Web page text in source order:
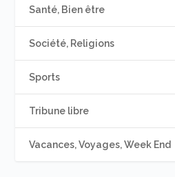
Santé, Bien être
Société, Religions
Sports
Tribune libre
Vacances, Voyages, Week End